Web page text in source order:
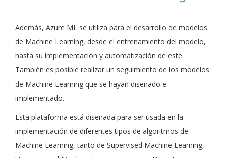
Además, Azure ML se utiliza para el desarrollo de modelos
de Machine Learning, desde el entrenamiento del modelo,
hasta su implementación y automatización de este.
También es posible realizar un seguimiento de los modelos
de Machine Learning que se hayan diseñado e
implementado.
Esta plataforma está diseñada para ser usada en la
implementación de diferentes tipos de algoritmos de
Machine Learning, tanto de Supervised Machine Learning,